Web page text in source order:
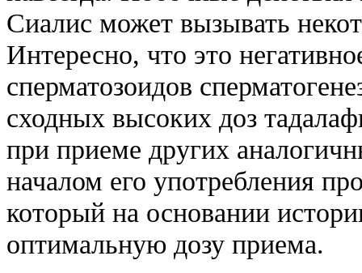
Сиалис может вызывать
Интересно, что это
сперматозоидов
сходных высоких доз
при приеме других
началом его употребления
который на основании
оптимальную дозу приема.